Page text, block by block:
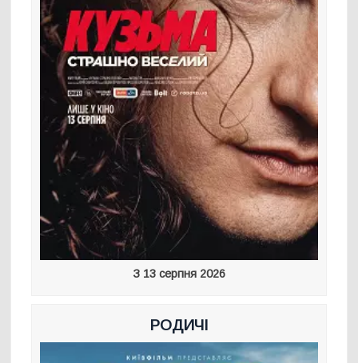
З 13 серпня 2026
РОДИЧІ